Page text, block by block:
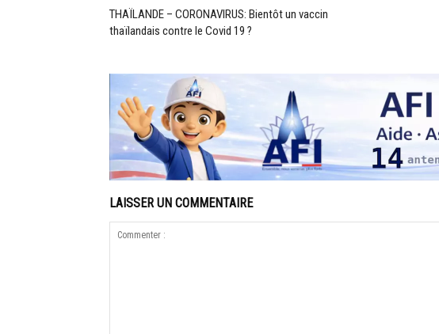
THAÏLANDE – CORONAVIRUS: Bientôt un vaccin
thaïlandais contre le Covid 19 ?
LAISSER UN COMMENTAIRE